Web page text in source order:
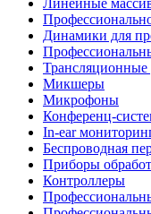
Линейные
Динамики для
Микшеры
Микрофоны
Конференц-
In-ear
Беспроводная
Приборы
Контроллеры